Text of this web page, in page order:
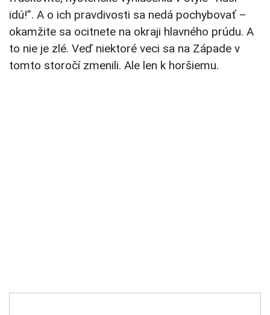
idú!”. A o ich pravdivosti sa nedá pochybovať –
okamžite sa ocitnete na okraji hlavného prúdu. A
to nie je zlé. Veď niektoré veci sa na Západe v
tomto storočí zmenili. Ale len k horšiemu.